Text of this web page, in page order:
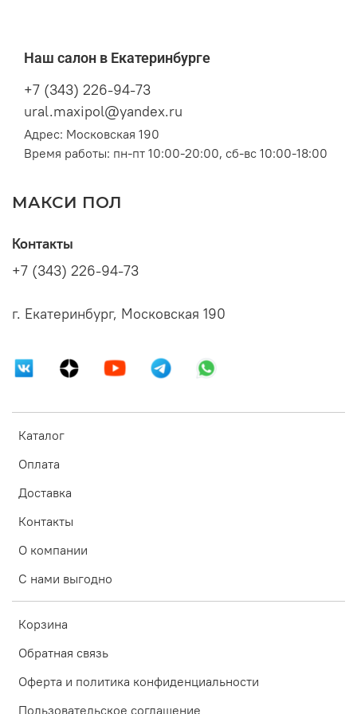
Наш салон в Екатеринбурге
+7 (343) 226-94-73
ural.maxipol@yandex.ru
Адрес: Московская 190
Время работы: пн-пт 10:00-20:00, сб-вс 10:00-18:00
МАКСИ ПОЛ
Каталог
Оплата
Доставка
Контакты
О компании
С нами выгодно
Корзина
Обратная связь
Оферта и политика конфиденциальности
Пользовательское соглашение
Контакты
+7 (343) 226-94-73
г. Екатеринбург, Московская 190